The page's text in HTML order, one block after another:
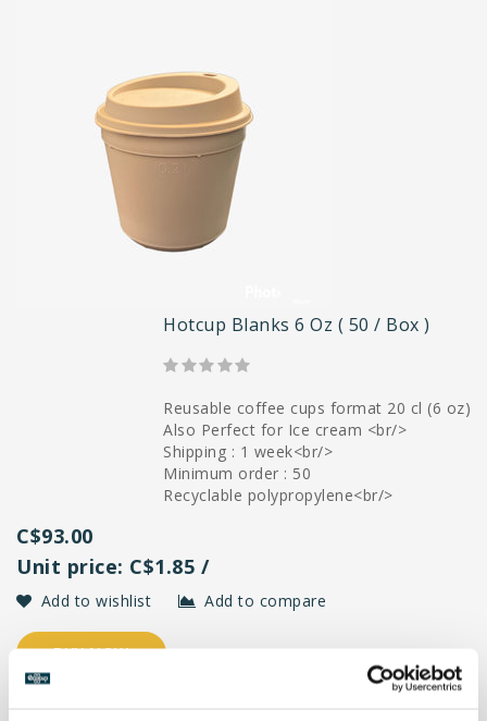
Hotcup Blanks 6 Oz ( 50 / Box )
Reusable coffee cups format 20 cl (6 oz)
Also Perfect for Ice cream <br/>
Shipping : 1 week<br/>
Minimum order : 50
Recyclable polypropylene<br/>
C$93.00
Unit price: C$1.85 /
Add to wishlist Add to compare
BUY NOW